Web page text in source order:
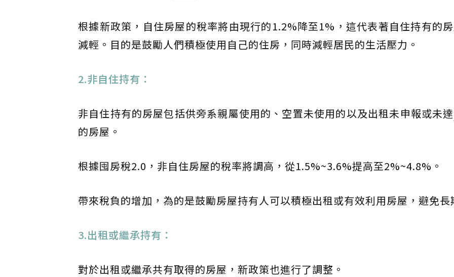
根據新政策，自住房屋的稅率將由現行的1.2%降至1%，這代表著自住持有的
減輕。目的是鼓勵人們積極使用自己的住房，同時減輕居民的生活壓力。
2.非自住持有：
非自住持有的房屋包括供旁系親屬使用的、空置未使用的以及出租未申報或未達
的房屋。
根據囤房稅2.0，非自住房屋的稅率將調高，從1.5%~3.6%提高至2%~4.8%。
帶來稅負的增加，為的是鼓勵房屋持有人可以積極出租或有效利用房屋，避免長
3.出租或繼承持有：
對於出租或繼承共有取得的房屋，新政策也進行了調整。